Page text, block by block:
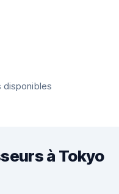
disponibles
à Tokyo